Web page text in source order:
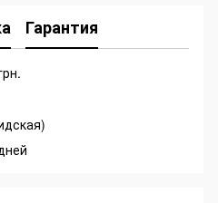
Гарантия